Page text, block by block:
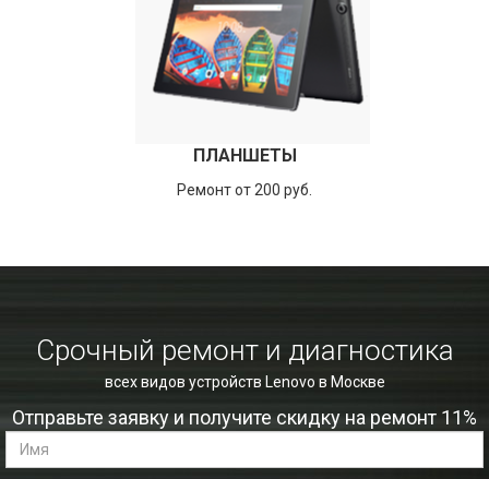
ПЛАНШЕТЫ
Ремонт от 200 руб.
Срочный ремонт и диагностика
всех видов устройств Lenovo в Москве
Отправьте заявку и получите скидку на ремонт 11%